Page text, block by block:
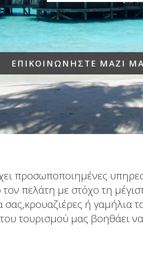
ΕΠΙΚΟΙΝΩΝΗΣΤΕ ΜΑΖΙ
προσωποποιημένες
πελάτη με στόχο τη
σας,κρουαζιέρες ή γαμήλια
τουρισμού μας βοηθάει να